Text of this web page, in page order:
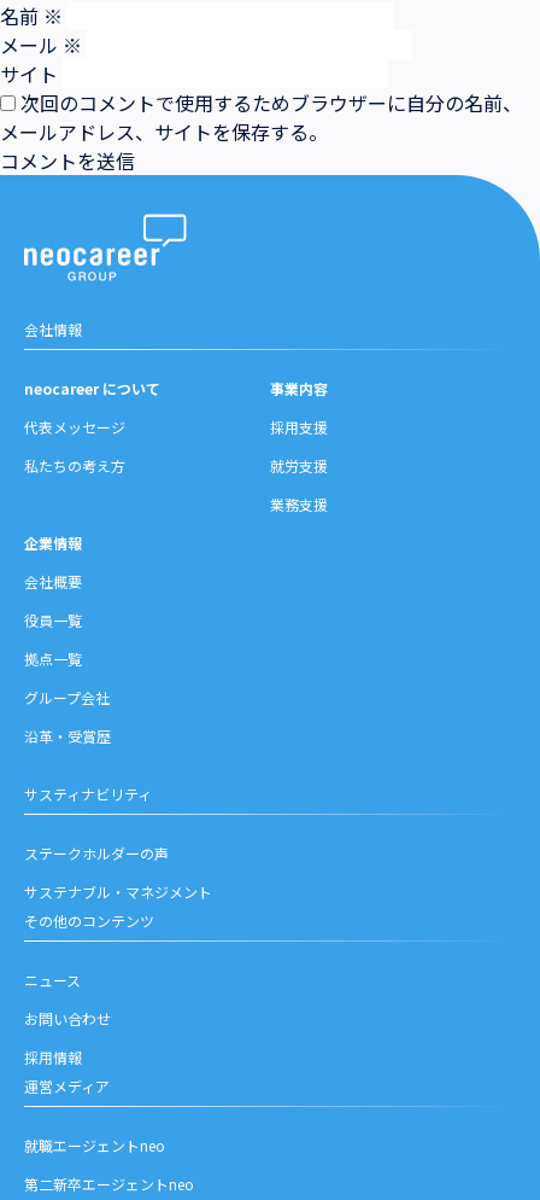
名前 ※
メール ※
サイト
次回のコメントで使用するためブラウザーに自分の名前、
メールアドレス、サイトを保存する。
会社情報
neocareer について
代表メッセージ
私たちの考え方
事業内容
採用支援
就労支援
業務支援
企業情報
会社概要
役員一覧
拠点一覧
グループ会社
沿革・受賞歴
サスティナビリティ
ステークホルダーの声
サステナブル・マネジメント
その他のコンテンツ
ニュース
お問い合わせ
採用情報
運営メディア
就職エージェントneo
第二新卒エージェントneo